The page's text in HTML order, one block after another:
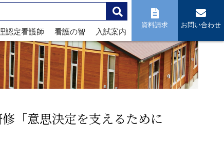
認定看護師 看護の智 入試案内
資料請求 お問い合わせ
「意思決定を支えるために